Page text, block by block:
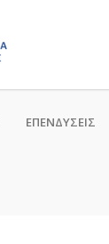
ΕΠΕΝΔΥΣΕΙΣ